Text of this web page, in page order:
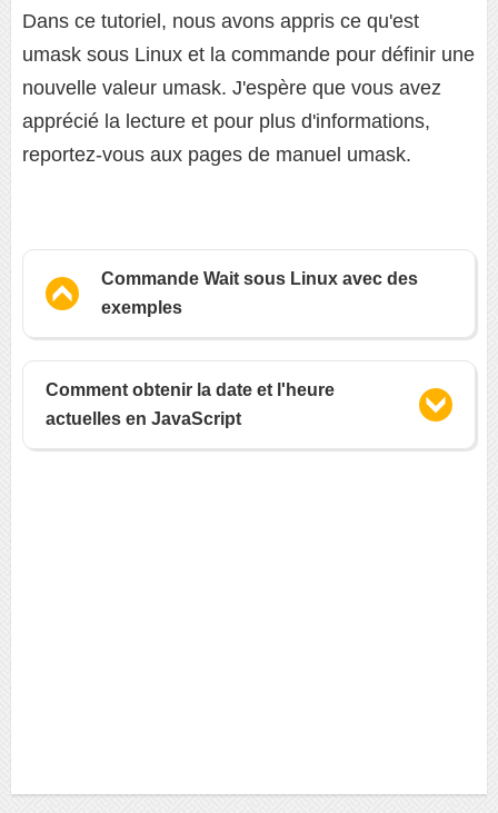
Dans ce tutoriel, nous avons appris ce qu'est
umask sous Linux et la commande pour définir une
nouvelle valeur umask. J'espère que vous avez
apprécié la lecture et pour plus d'informations,
reportez-vous aux pages de manuel umask.
Commande Wait sous Linux avec des
exemples
Comment obtenir la date et l'heure
actuelles en JavaScript